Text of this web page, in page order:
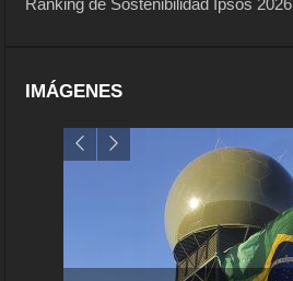
Ranking de Sostenibilidad Ipsos 2026
IMÁGENES